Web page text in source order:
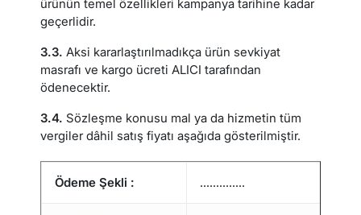
ürünün temel özellikleri kampanya tarihine kadar
geçerlidir.
3.3. Aksi kararlaştırılmadıkça ürün sevkiyat
masrafı ve kargo ücreti ALICI tarafından
ödenecektir.
3.4. Sözleşme konusu mal ya da hizmetin tüm
vergiler dâhil satış fiyatı aşağıda gösterilmiştir.
Ödeme Şekli : ..............